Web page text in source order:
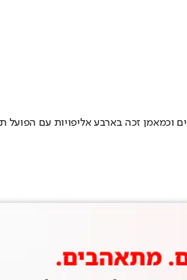
זכה בארבע אליפויות עם הפועל